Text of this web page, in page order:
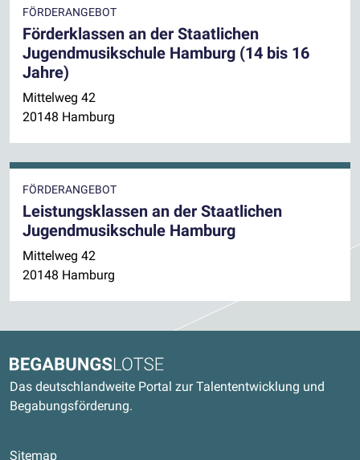
FÖRDERANGEBOT
Förderklassen an der Staatlichen
Jugendmusikschule Hamburg (14 bis 16
Jahre)
Mittelweg 42
20148 Hamburg
FÖRDERANGEBOT
Leistungsklassen an der Staatlichen
Jugendmusikschule Hamburg
Mittelweg 42
20148 Hamburg
Begabungslotse
Das deutschlandweite Portal zur Talententwicklung und
Begabungsförderung.
Sitemap